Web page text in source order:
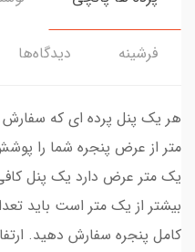
فرشینه دیدگاه‌ها
هر یک پنل پرده ای که
متر از عرض پنجره شما را
یک متر عرض دارد یک پنل
بیشتر از یک متر است باید
کامل پنجره سفارش دهید.